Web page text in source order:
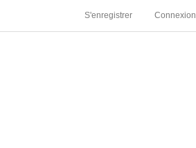
S'enregistrer Connexion